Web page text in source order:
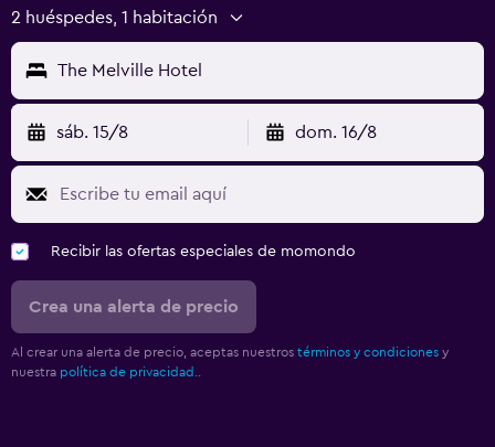
2 huéspedes, 1 habitación
The Melville Hotel
sáb. 15/8 dom. 16/8
Recibir las ofertas especiales de momondo
Crea una alerta de precio
Al crear una alerta de precio, aceptas nuestros términos y condiciones y
nuestra política de privacidad.